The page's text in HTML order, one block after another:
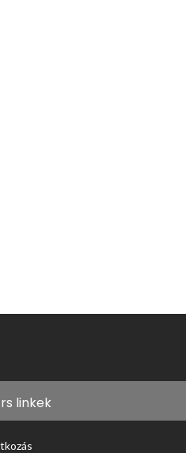
linkek